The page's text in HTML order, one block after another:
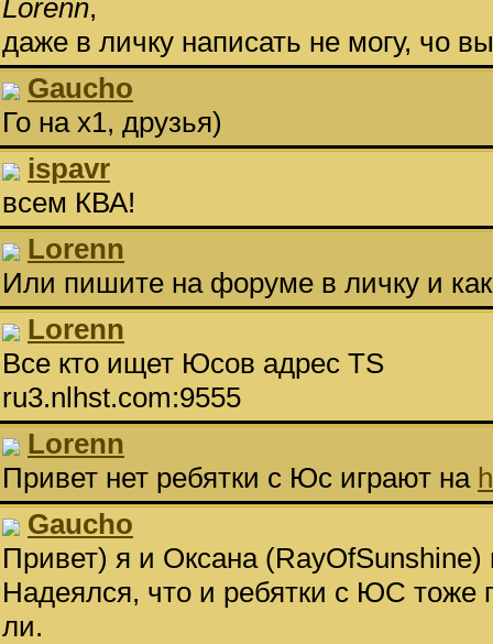
Lorenn,
даже в личку написать не могу, чо
Gaucho
Го на х1, друзья)
ispavr
всем КВА!
Lorenn
Или пишите на форуме в личку и
Lorenn
Все кто ищет Юсов адрес TS
ru3.nlhst.com:9555
Lorenn
Привет нет ребятки с Юс играют на
Gaucho
Привет) я и Оксана
Надеялся, что и ребятки с ЮС тоже
ли.